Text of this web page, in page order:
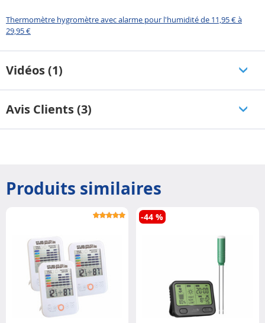
Thermomètre hygromètre avec alarme pour l'humidité de 11,95 € à
29,95 €
Vidéos (1)
Avis Clients (3)
Produits similaires
-44 %